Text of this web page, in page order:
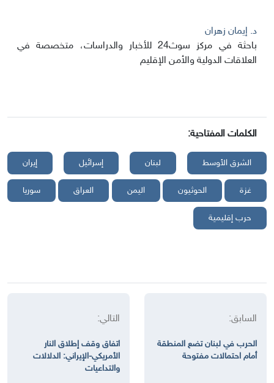
د. إيمان زهران
باحثة في مركز سوث24 للأخبار والدراسات، متخصصة في
العلاقات الدولية والأمن الإقليم
الكلمات المفتاحية:
الشرق الأوسط لبنان إسرائيل إيران
غزة الحوثيون اليمن العراق سوريا
حرب إقليمية
السابق:
الحرب في لبنان تضع المنطقة
أمام احتمالات مفتوحة
التالي:
اتفاق وقف إطلاق النار
الأمريكي-الإيراني: الدلالات
والتداعيات